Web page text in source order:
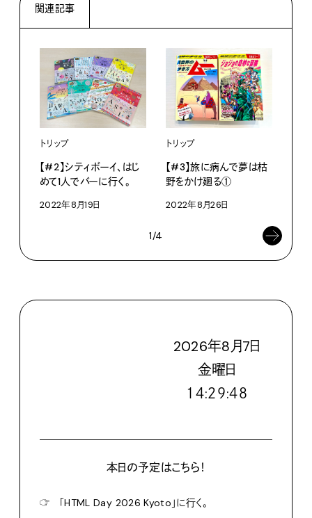
関連記事
トリップ
【#2】シティボーイ、はじ
めて1人でバーに行く。
2022年8月19日
トリップ
【#3】旅に病んで夢は枯
野をかけ廻る①
2022年8月26日
1/4
2026年8月7日
金曜日
１４:２９:４９
本日の予定はこちら！
☞
「HTML Day 2026 Kyoto」に行く。